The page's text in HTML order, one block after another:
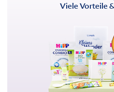
Viele Vorteile